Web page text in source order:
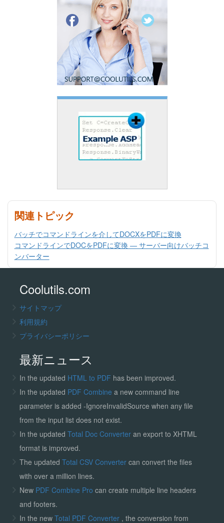
関連トピック
バッチでコマンドラインを介してDOCXをPDFに変換
コマンドラインでDOCをPDFに変換 — サーバー向けバッチコ
ンバーター
Coolutils.com
サイトマップ
利用規約
プライバシーポリシー
最新ニュース
In the updated HTML to PDF has been improved.
In the updated PDF Combine a new command line
parameter is added -IgnoreInvalidSource when any file
from the input list does not exist.
In the updated Total Doc Converter an export to XHTML
format is improved.
The updated Total CSV Convertercan convert the files
with over a million lines.
New PDF Combine Pro can create multiple line headers
and footers.
In the new Total PDF Converter , the conversion from